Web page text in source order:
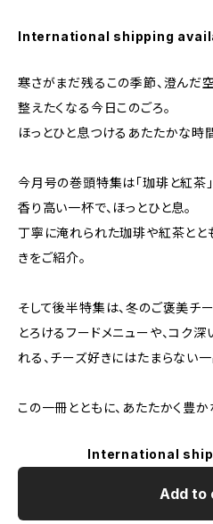
International shipping
寒さがまだ残るこの季節、澄んだ
整えたくなる今日このごろ。
ほっとひと息つけるあたたかな時
今月号の巻頭特集は「珈琲と紅茶」
香り高い一杯で、ほっとひと息。
丁寧に淹れられた珈琲や紅茶とと
きをご紹介。
そして後半特集は、冬のご褒美チー
とろけるフードメニューや、コク
れる、チーズ好きにはたまらない一
この一冊とともに、あたたかく豊
International
Add to